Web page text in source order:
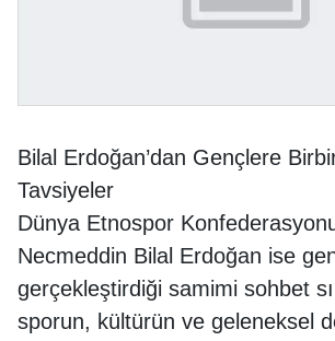
Bilal Erdoğan’dan Gençlere
Tavsiyeler
Dünya Etnospor
Necmeddin Bilal Erdoğan ise
gerçekleştirdiği samimi sohbet
sporun, kültürün ve geleneksel